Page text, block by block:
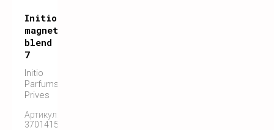
Initio
magnetic
blend
7
Initio
Parfums
Prives
Артикул:
3701415901421